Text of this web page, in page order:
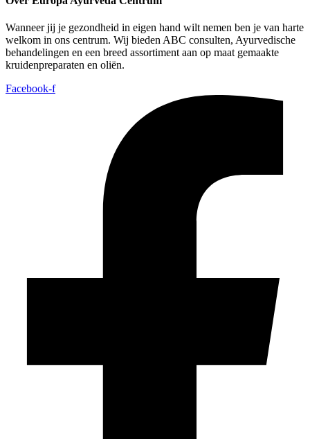
Wanneer jij je gezondheid in eigen hand wilt nemen ben je van harte
welkom in ons centrum. Wij bieden ABC consulten, Ayurvedische
behandelingen en een breed assortiment aan op maat gemaakte
kruidenpreparaten en oliën.
Facebook-f